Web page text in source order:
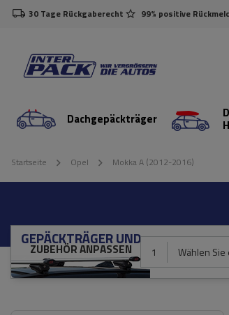
30 Tage Rückgaberecht 99% positive
Dachgepäckträger
Startseite Opel Mokka A (2012-2016)
GEPÄCKTRÄGER UND
ZUBEHÖR ANPASSEN 1 Wählen